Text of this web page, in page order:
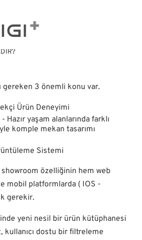
gereken 3 önemli konu var.
Ürün Deneyimi
Hazır yaşam alanlarında farklı
komple mekan tasarımı
Sistemi
özelliğinin hem web
mobil platformlarda ( IOS -
gerekir.
yeni nesil bir ürün kütüphanesi
kullanıcı dostu bir filtreleme